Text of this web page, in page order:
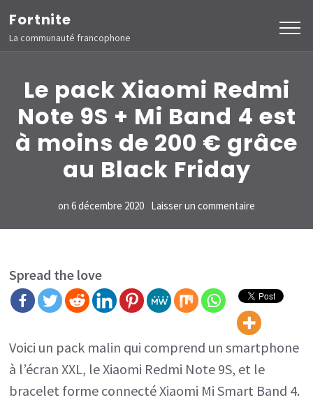
Aller
au
contenu
Entrée)
Fortnite
La communauté francophone
Le pack Xiaomi Redmi
Note 9S + Mi Band 4 est
à moins de 200 € grâce
au Black Friday
on 6 décembre 2020 Laisser un commentaire
Le
Redmi
Note
9S
+
Mi
Spread the love
Voici un pack malin qui comprend un smartphone
à l’écran XXL, le Xiaomi Redmi Note 9S, et le
bracelet forme connecté Xiaomi Mi Smart Band 4.